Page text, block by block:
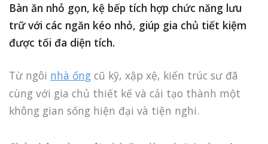
Bàn ăn nhỏ gọn, kệ bếp tích hợp chức năng lưu
trữ với các ngăn kéo nhỏ, giúp gia chủ tiết kiệm
được tối đa diện tích.
Từ ngôi nhà ống cũ kỹ, xập xệ, kiến trúc sư đã
cùng với gia chủ thiết kế và cải tạo thành một
không gian sống hiện đại và tiện nghi.